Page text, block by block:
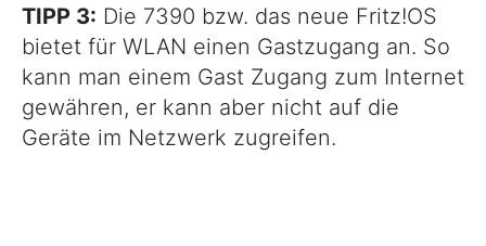
TIPP 3: Die 7390 bzw. das neue Fritz!OS
bietet für WLAN einen Gastzugang an. So
kann man einem Gast Zugang zum Internet
gewähren, er kann aber nicht auf die
Geräte im Netzwerk zugreifen.